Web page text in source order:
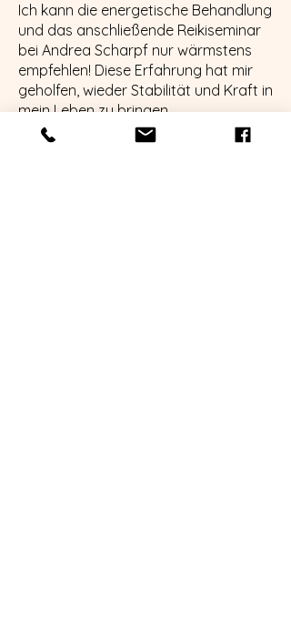
Ich kann die energetische Behandlung
und das anschließende Reikiseminar
bei Andrea Scharpf nur wärmstens
empfehlen! Diese Erfahrung hat mir
geholfen, wieder Stabilität und Kraft in
mein Leben zu bringen.